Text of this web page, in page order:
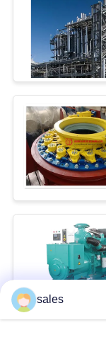
সাইট
ম্যাপ
PRIVACY
POLICY
sales